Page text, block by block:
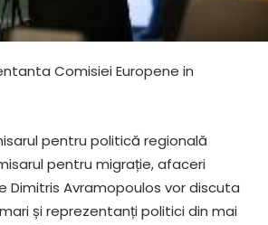
Comisiei Europene in
pentru politică regională
pentru migrație, afaceri
Dimitris Avramopoulos vor discuta
și reprezentanți politici din mai